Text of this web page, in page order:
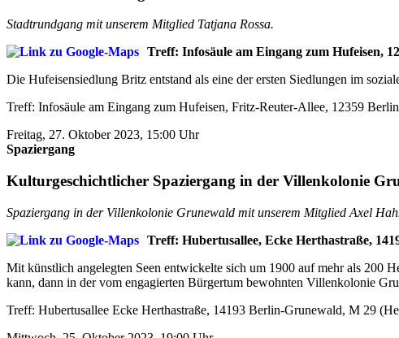
Stadtrundgang mit unserem Mitglied Tatjana Rossa.
Treff: Infosäule am Eingang zum Hufeisen,
Die Hufeisensiedlung Britz entstand als eine der ersten Siedlungen im
Treff: Infosäule am Eingang zum Hufeisen, Fritz-Reuter-Allee, 12359
Freitag, 27. Oktober 2023, 15:00 Uhr
Spaziergang
Kulturgeschichtlicher Spaziergang in der Villenkolonie
Spaziergang in der Villenkolonie Grunewald mit unserem Mitglied Axel
Treff: Hubertusallee, Ecke Herthastraße,
Mit künstlich angelegten Seen entwickelte sich um 1900 auf mehr als 200
kann, dann in der vom engagierten Bürgertum bewohnten Villenkolonie
Treff: Hubertusallee Ecke Herthastraße, 14193 Berlin-Grunewald, M 29